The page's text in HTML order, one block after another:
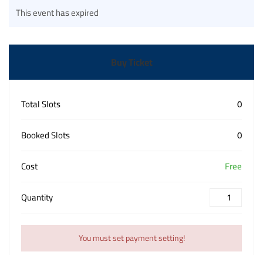
This event has expired
Buy Ticket
Total Slots
0
Booked Slots
0
Cost
Free
Quantity
You must set payment setting!